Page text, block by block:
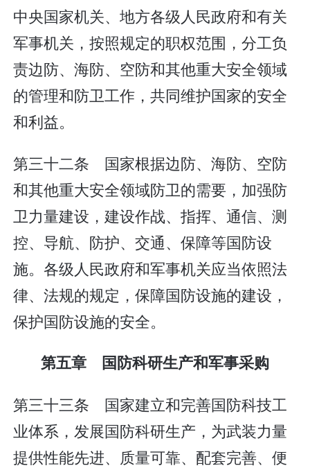
中央国家机关、地方各级人民政府和有关
军事机关，按照规定的职权范围，分工负
责边防、海防、空防和其他重大安全领域
的管理和防卫工作，共同维护国家的安全
和利益。
第三十二条 国家根据边防、海防、空防
和其他重大安全领域防卫的需要，加强防
卫力量建设，建设作战、指挥、通信、测
控、导航、防护、交通、保障等国防设
施。各级人民政府和军事机关应当依照法
律、法规的规定，保障国防设施的建设，
保护国防设施的安全。
第五章 国防科研生产和军事采购
第三十三条 国家建立和完善国防科技工
业体系，发展国防科研生产，为武装力量
提供性能先进、质量可靠、配套完善、便